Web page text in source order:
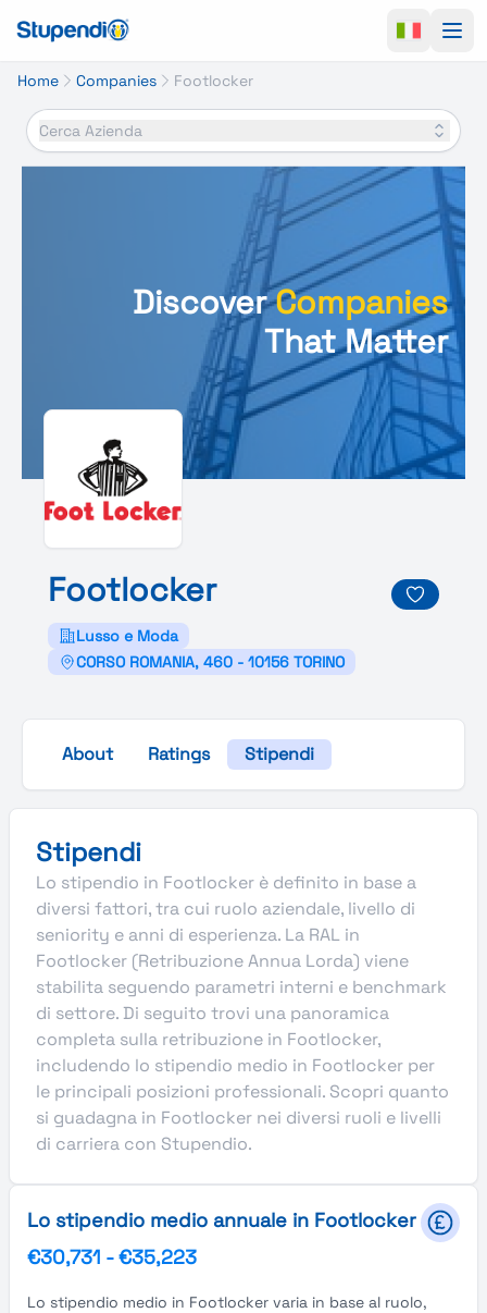
Home Companies Footlocker
Cerca Azienda
DiscoverCompanies
That Matter
Footlocker
Lusso e Moda
CORSO ROMANIA, 460 - 10156 TORINO
About Ratings Stipendi
Stipendi
Lo stipendio in Footlocker è definito in base a
diversi fattori, tra cui ruolo aziendale, livello di
seniority e anni di esperienza. La RAL in
Footlocker (Retribuzione Annua Lorda) viene
stabilita seguendo parametri interni e benchmark
di settore. Di seguito trovi una panoramica
completa sulla retribuzione in Footlocker,
includendo lo stipendio medio in Footlocker per
le principali posizioni professionali. Scopri quanto
si guadagna in Footlocker nei diversi ruoli e livelli
di carriera con Stupendio.
Lo stipendio medio annuale in Footlocker
€30,731 -€35,223
Lo stipendio medio in Footlocker varia in base al ruolo,